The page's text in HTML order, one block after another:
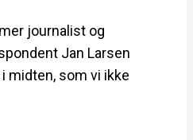
journalist og
Jan Larsen
midten, som vi ikke